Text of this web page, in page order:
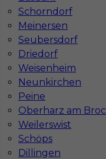
Schorndorf
Meinersen
Seubersdorf
Driedorf
Weisenheim
Neunkirchen
Peine
Oberharz am
Weilerswist
Schöps
Dillingen
Wymagane języki
Niemiecki dobry
Stawka 16 - 18 € / h
1
Znaleziono 1 wyników